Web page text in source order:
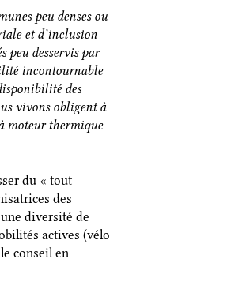
peu denses ou
et d’inclusion
peu desservis par
incontournable
des
vivons obligent à
moteur thermique
du « tout
des
diversité de
actives (vélo
conseil en